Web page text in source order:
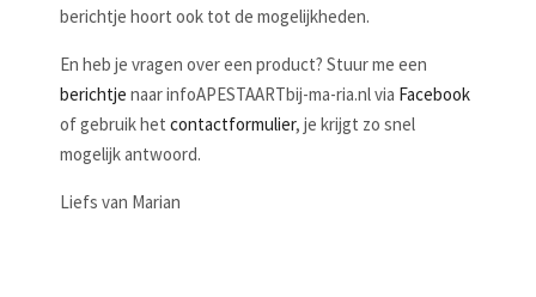
berichtje hoort ook tot de mogelijkheden.
En heb je vragen over een product? Stuur me een
berichtje naar infoAPESTAARTbij-ma-ria.nl via Facebook
of gebruik het contactformulier, je krijgt zo snel
mogelijk antwoord.
Liefs van Marian